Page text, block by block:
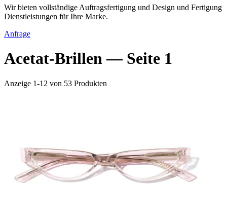
Wir bieten vollständige Auftragsfertigung und Design und Fertigung
Dienstleistungen für Ihre Marke.
Anfrage
Acetat-Brillen — Seite 1
Anzeige 1-12 von 53 Produkten